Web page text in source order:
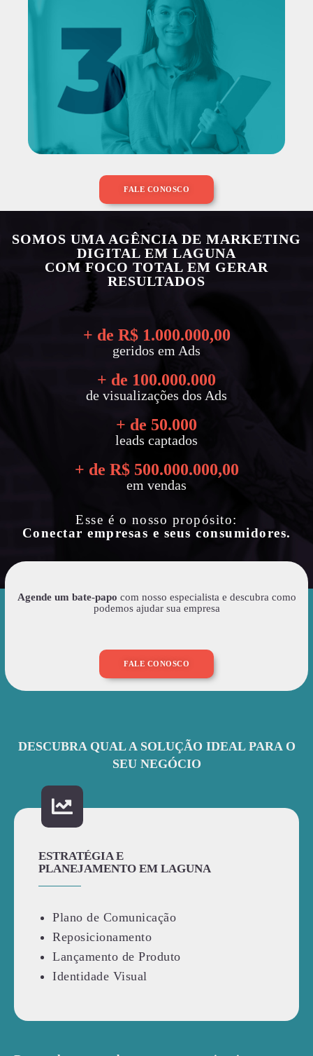
FALE CONOSCO
SOMOS UMA AGÊNCIA DE MARKETING
DIGITAL EM LAGUNA
COM FOCO TOTAL EM GERAR
RESULTADOS
+ de R$ 1.000.000,00
geridos em Ads
+ de 100.000.000
de visualizações dos Ads
+ de 50.000
leads captados
+ de R$ 500.000.000,00
em vendas
Esse é o nosso propósito:
Conectar empresas e seus consumidores.
Agende um bate-papo com nosso especialista e descubra como
podemos ajudar sua empresa
FALE CONOSCO
DESCUBRA QUAL A SOLUÇÃO IDEAL PARA O
SEU NEGÓCIO
ESTRATÉGIA E
PLANEJAMENTO EM LAGUNA
Plano de Comunicação
Reposicionamento
Lançamento de Produto
Identidade Visual